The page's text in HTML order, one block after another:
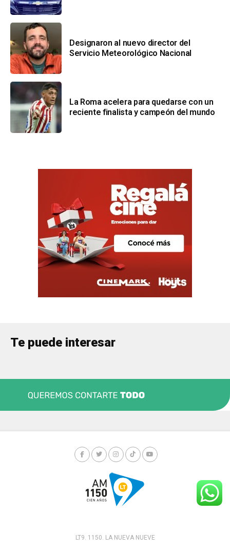
Designaron al nuevo director del
Servicio Meteorológico Nacional
La Roma acelera para quedarse con un
reciente finalista y campeón del mundo
Te puede interesar
LT9. 1150. LA NUEVA NUEVE